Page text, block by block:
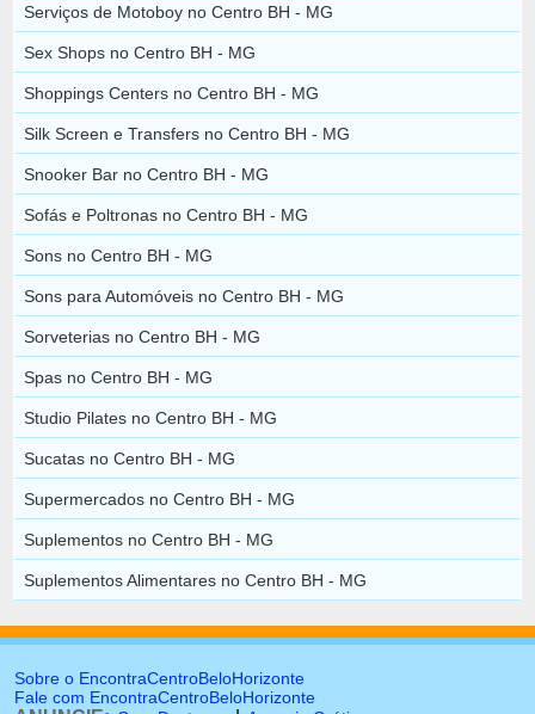
Serviços de Motoboy no Centro BH - MG
Sex Shops no Centro BH - MG
Shoppings Centers no Centro BH - MG
Silk Screen e Transfers no Centro BH - MG
Snooker Bar no Centro BH - MG
Sofás e Poltronas no Centro BH - MG
Sons no Centro BH - MG
Sons para Automóveis no Centro BH - MG
Sorveterias no Centro BH - MG
Spas no Centro BH - MG
Studio Pilates no Centro BH - MG
Sucatas no Centro BH - MG
Supermercados no Centro BH - MG
Suplementos no Centro BH - MG
Suplementos Alimentares no Centro BH - MG
Sobre o EncontraCentroBeloHorizonte
Fale com EncontraCentroBeloHorizonte